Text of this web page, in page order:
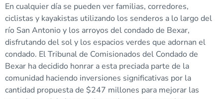
En cualquier día se pueden ver familias, corredores,
ciclistas y kayakistas utilizando los senderos a lo largo del
río San Antonio y los arroyos del condado de Bexar,
disfrutando del sol y los espacios verdes que adornan el
condado. El Tribunal de Comisionados del Condado de
Bexar ha decidido honrar a esta preciada parte de la
comunidad haciendo inversiones significativas por la
cantidad propuesta de $247 millones para mejorar las